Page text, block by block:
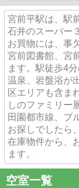
宮前平駅は、駅
石井のスーパー
お買物には、事
宮前図書館、宮
ます。駅徒歩4
温泉、岩盤浴が
区エリアも含ま
しのファミリー
田園都市線、ブ
お探しでしたら
在庫物件から、
ます。
空室一覧